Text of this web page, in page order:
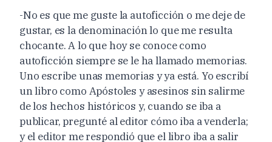
-No es que me guste la autoficción o me deje de
gustar, es la denominación lo que me resulta
chocante. A lo que hoy se conoce como
autoficción siempre se le ha llamado memorias.
Uno escribe unas memorias y ya está. Yo escribí
un libro como Apóstoles y asesinos sin salirme
de los hechos históricos y, cuando se iba a
publicar, pregunté al editor cómo iba a venderla;
y el editor me respondió que el libro iba a salir